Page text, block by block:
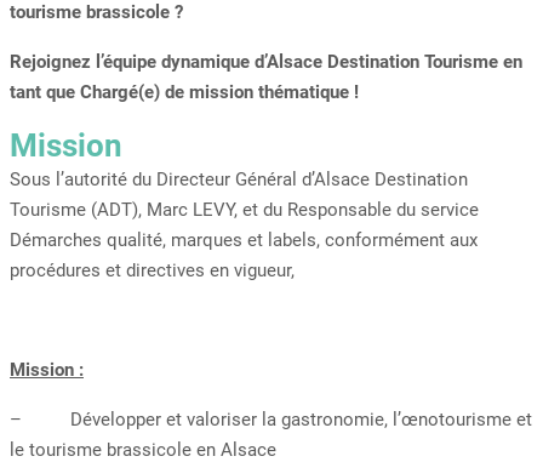
tourisme brassicole ?
Rejoignez l’équipe dynamique d’Alsace Destination Tourisme en
tant que Chargé(e) de mission thématique !
Mission
Sous l’autorité du Directeur Général d’Alsace Destination
Tourisme (ADT), Marc LEVY, et du Responsable du service
Démarches qualité, marques et labels, conformément aux
procédures et directives en vigueur,
Mission :
– Développer et valoriser la gastronomie, l’œnotourisme et
le tourisme brassicole en Alsace